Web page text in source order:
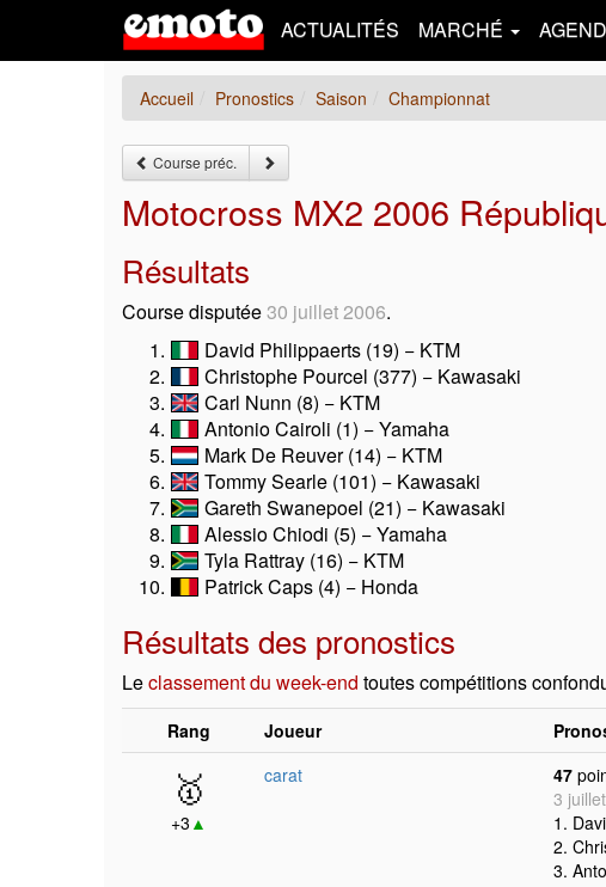
ACTUALITÉS MARCHÉ
Accueil Pronostics Saison Championnat
Course préc.
Motocross MX2 2006
Résultats
Course disputée30 juillet 2006.
David Philippaerts (19) − KTM
Christophe Pourcel (377) − Kawasaki
Carl Nunn (8) − KTM
Antonio Cairoli (1) − Yamaha
Mark De Reuver (14) − KTM
Tommy Searle (101) − Kawasaki
Gareth Swanepoel (21) − Kawasaki
Alessio Chiodi (5) − Yamaha
Tyla Rattray (16) − KTM
Patrick Caps (4) − Honda
Résultats des pronostics
Leclassement du week-end toutes compétitions
Rang Joueur
🥇
+3 ▲
carat 47
3
1.
2.
3.